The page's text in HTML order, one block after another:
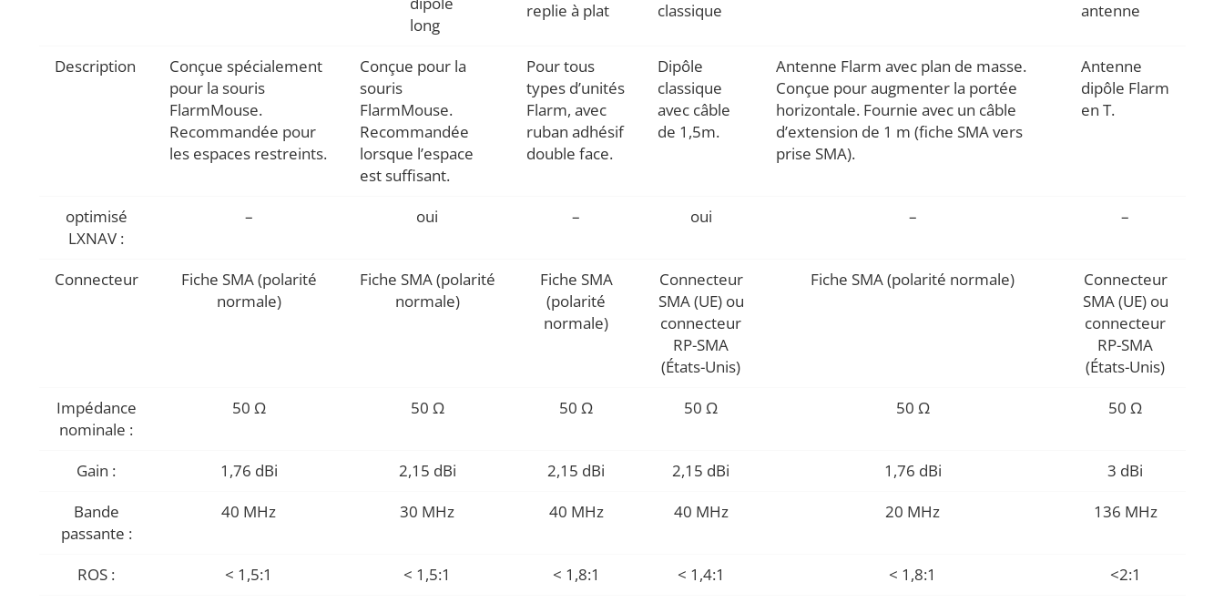
Description
Conçue spécialement
pour la souris
FlarmMouse.
Recommandée pour
les espaces restreints.
Conçue pour la
souris
FlarmMouse.
Recommandée
lorsque l’espace
est suffisant.
Pour tous
types d’unités
Flarm, avec
ruban adhésif
double face.
Dipôle
classique
avec câble
de 1,5m.
Antenne Flarm avec plan de masse.
Conçue pour augmenter la portée
horizontale. Fournie avec un câble
d’extension de 1 m (fiche SMA vers
prise SMA).
Antenne
dipôle Flarm
en T.
optimisé
LXNAV :
– oui – oui – –
Connecteur
Fiche SMA (polarité
normale)
Fiche SMA (polarité
normale)
Fiche SMA
(polarité
normale)
Connecteur
SMA (UE) ou
connecteur
RP-SMA
(États-Unis)
Fiche SMA (polarité normale)
Connecteur
SMA (UE) ou
connecteur
RP-SMA
(États-Unis)
Impédance
nominale :
50 Ω 50 Ω 50 Ω 50 Ω 50 Ω 50 Ω
Gain : 1,76 dBi 2,15 dBi 2,15 dBi 2,15 dBi 1,76 dBi
3 dBi
Bande
passante :
40 MHz 30 MHz 40 MHz 40 MHz 20 MHz 136 MHz
ROS : < 1,5:1 < 1,5:1 < 1,8:1 < 1,4:1 < 1,8:1
<2:1